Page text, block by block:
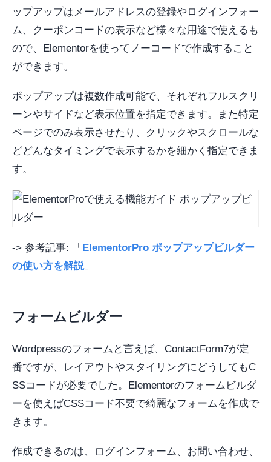
ップアップはメールアドレスの登録やログインフォー
ム、クーポンコードの表示など様々な用途で使えるも
ので、Elementorを使ってノーコードで作成すること
ができます。
ポップアップは複数作成可能で、それぞれフルスクリ
ーンやサイドなど表示位置を指定できます。また特定
ページでのみ表示させたり、クリックやスクロールな
どどんなタイミングで表示するかを細かく指定できま
す。
-> 参考記事: 「 ElementorPro ポップアップビルダー
の使い方を解説」
フォームビルダー
Wordpressのフォームと言えば、ContactForm7が定
番ですが、レイアウトやスタイリングにどうしてもC
SSコードが必要でした。Elementorのフォームビルダ
ーを使えばCSSコード不要で綺麗なフォームを作成で
きます。
作成できるのは、ログインフォーム、お問い合わせ、